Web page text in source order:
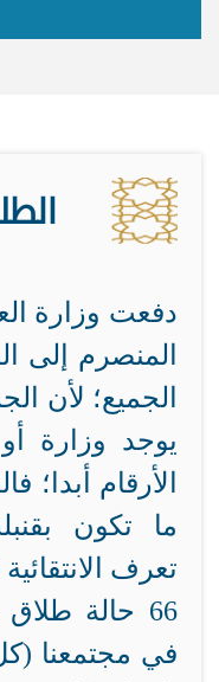
دفعت وزارة
المنصرم إلى
الجميع؛ لأن
يوجد وزارة
الأرقام أبدا؛
ما تكون
تعرف